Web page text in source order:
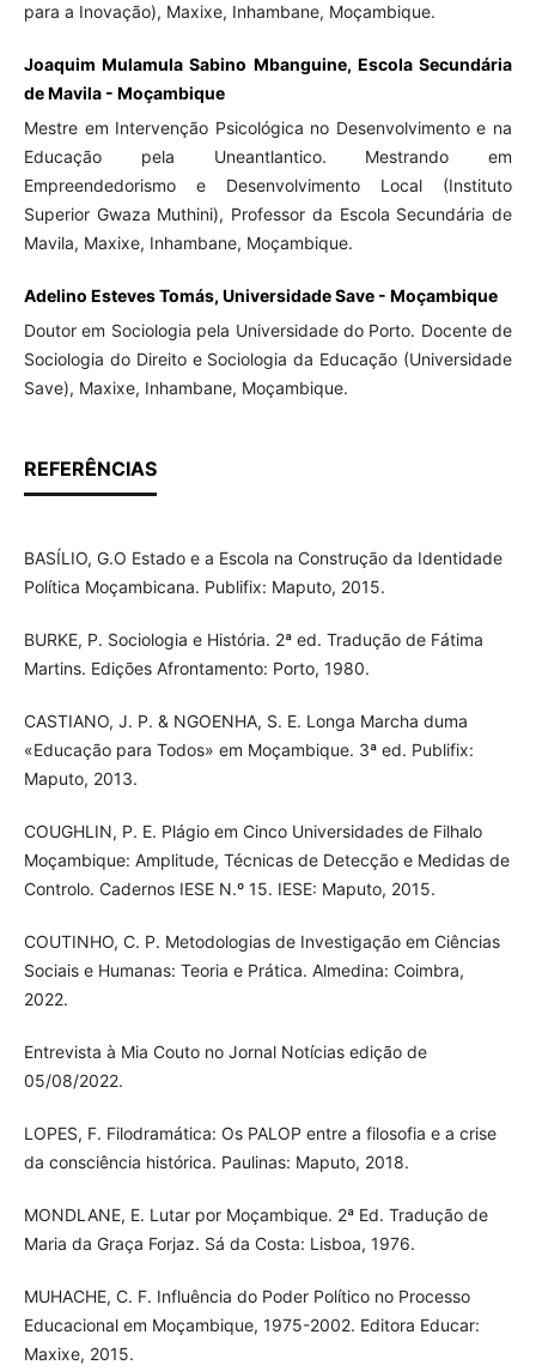
para a Inovação), Maxixe, Inhambane, Moçambique.
Joaquim Mulamula Sabino Mbanguine, Escola Secundária
de Mavila - Moçambique
Mestre em Intervenção Psicológica no Desenvolvimento e na
Educação pela Uneantlantico. Mestrando em
Empreendedorismo e Desenvolvimento Local (Instituto
Superior Gwaza Muthini), Professor da Escola Secundária de
Mavila, Maxixe, Inhambane, Moçambique.
Adelino Esteves Tomás, Universidade Save - Moçambique
Doutor em Sociologia pela Universidade do Porto. Docente de
Sociologia do Direito e Sociologia da Educação (Universidade
Save), Maxixe, Inhambane, Moçambique.
REFERÊNCIAS
BASÍLIO, G.O Estado e a Escola na Construção da Identidade
Política Moçambicana. Publifix: Maputo, 2015.
BURKE, P. Sociologia e História. 2ª ed. Tradução de Fátima
Martins. Edições Afrontamento: Porto, 1980.
CASTIANO, J. P. & NGOENHA, S. E. Longa Marcha duma
«Educação para Todos» em Moçambique. 3ª ed. Publifix:
Maputo, 2013.
COUGHLIN, P. E. Plágio em Cinco Universidades de Filhalo
Moçambique: Amplitude, Técnicas de Detecção e Medidas de
Controlo. Cadernos IESE N.º 15. IESE: Maputo, 2015.
COUTINHO, C. P. Metodologias de Investigação em Ciências
Sociais e Humanas: Teoria e Prática. Almedina: Coimbra,
2022.
Entrevista à Mia Couto no Jornal Notícias edição de
05/08/2022.
LOPES, F. Filodramática: Os PALOP entre a filosofia e a crise
da consciência histórica. Paulinas: Maputo, 2018.
MONDLANE, E. Lutar por Moçambique. 2ª Ed. Tradução de
Maria da Graça Forjaz. Sá da Costa: Lisboa, 1976.
MUHACHE, C. F. Influência do Poder Político no Processo
Educacional em Moçambique, 1975-2002. Editora Educar:
Maxixe, 2015.